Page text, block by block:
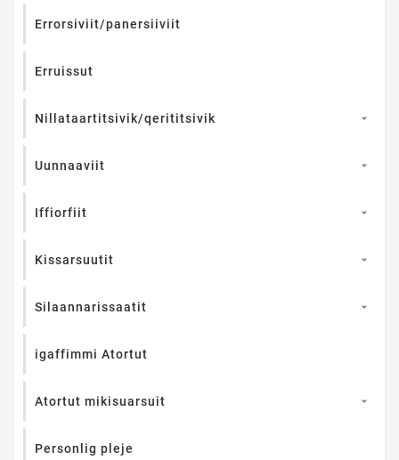
Errorsiviit/panersiiviit
Erruissut
Nillataartitsivik/qerititsivik 
Uunnaaviit 
Iffiorfiit 
Kissarsuutit 
Silaannarissaatit 
igaffimmi Atortut
Atortut mikisuarsuit 
Personlig pleje